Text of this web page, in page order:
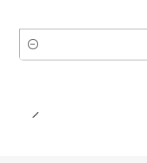
Quantidade